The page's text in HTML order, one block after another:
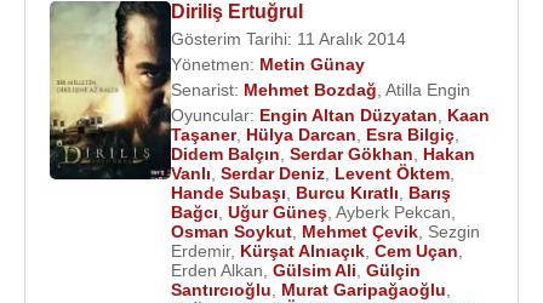
2014 - 2015 - Diriliş: Ertuğrul Gazi (Aykız)(Dizi)
2015 - Propaganda 2 (Sinema Filmi)
Kaynak:Biyografiler.com
Diriliş Ertuğrul
Gösterim Tarihi: 11 Aralık 2014
Yönetmen: Metin Günay
Senarist: Mehmet Bozdağ Atilla Engin
Oyuncular: Engin Altan Düzyatan
Kaan
Taşaner, Hülya Darcan Esra Bilgiç
Didem Balçın Serdar Gökhan
Hakan
Vanlı Serdar Deniz Levent Öktem
Hande Subaşı
Burcu Kıratlı
Barış
Bağcı Uğur Güneş Ayberk Pekcan
Osman Soykut Mehmet Çevik Sezgin
Erdemir, Kürşat Alnıaçık Cem Uçan
Erden Alkan Gülsim Ali Gülçin
Santırcıoğlu
Murat Garipağaoğlu